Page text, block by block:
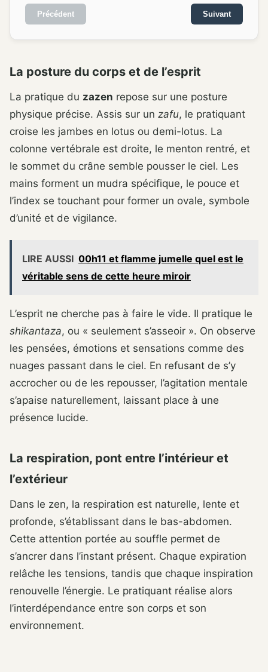
Précédent Suivant
La posture du corps et de l’esprit
La pratique du zazen repose sur une posture
physique précise. Assis sur un zafu, le pratiquant
croise les jambes en lotus ou demi-lotus. La
colonne vertébrale est droite, le menton rentré, et
le sommet du crâne semble pousser le ciel. Les
mains forment un mudra spécifique, le pouce et
l’index se touchant pour former un ovale, symbole
d’unité et de vigilance.
LIRE AUSSI 00h11 et flamme jumelle quel est le
véritable sens de cette heure miroir
L’esprit ne cherche pas à faire le vide. Il pratique le
shikantaza, ou « seulement s’asseoir ». On observe
les pensées, émotions et sensations comme des
nuages passant dans le ciel. En refusant de s’y
accrocher ou de les repousser, l’agitation mentale
s’apaise naturellement, laissant place à une
présence lucide.
La respiration, pont entre l’intérieur et
l’extérieur
Dans le zen, la respiration est naturelle, lente et
profonde, s’établissant dans le bas-abdomen.
Cette attention portée au souffle permet de
s’ancrer dans l’instant présent. Chaque expiration
relâche les tensions, tandis que chaque inspiration
renouvelle l’énergie. Le pratiquant réalise alors
l’interdépendance entre son corps et son
environnement.